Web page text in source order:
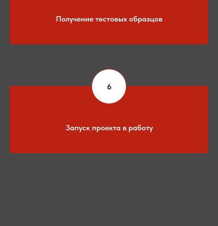
Получение тестовых образцов
Запуск проекта в работу